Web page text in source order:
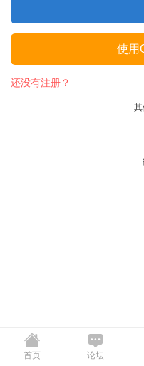
使用
还没有注册？
首页 论坛